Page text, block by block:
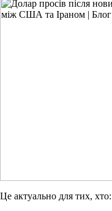
Це актуально для тих, хто: